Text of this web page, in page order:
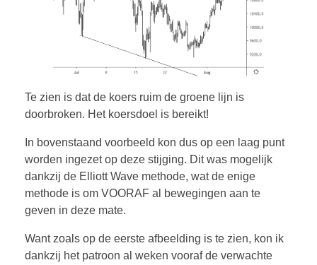
Te zien is dat de koers ruim de groene lijn is
doorbroken. Het koersdoel is bereikt!
In bovenstaand voorbeeld kon dus op een laag punt
worden ingezet op deze stijging. Dit was mogelijk
dankzij de Elliott Wave methode, wat de enige
methode is om VOORAF al bewegingen aan te
geven in deze mate.
Want zoals op de eerste afbeelding is te zien, kon ik
dankzij het patroon al weken vooraf de verwachte